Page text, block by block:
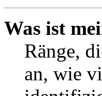
Was ist
Ränge,
an, wie